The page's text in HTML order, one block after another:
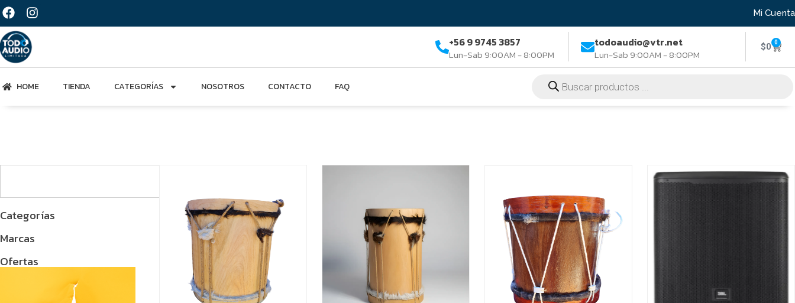
Mi Cuenta
+56 9 9745 3857
Lun-Sab 9:00AM - 8:00PM
todoaudio@vtr.net
Lun-Sab 9:00AM - 8:00PM
$0 0
HOME TIENDA CATEGORÍAS NOSOTROS CONTACTO FAQ
Categorías
Marcas
Ofertas